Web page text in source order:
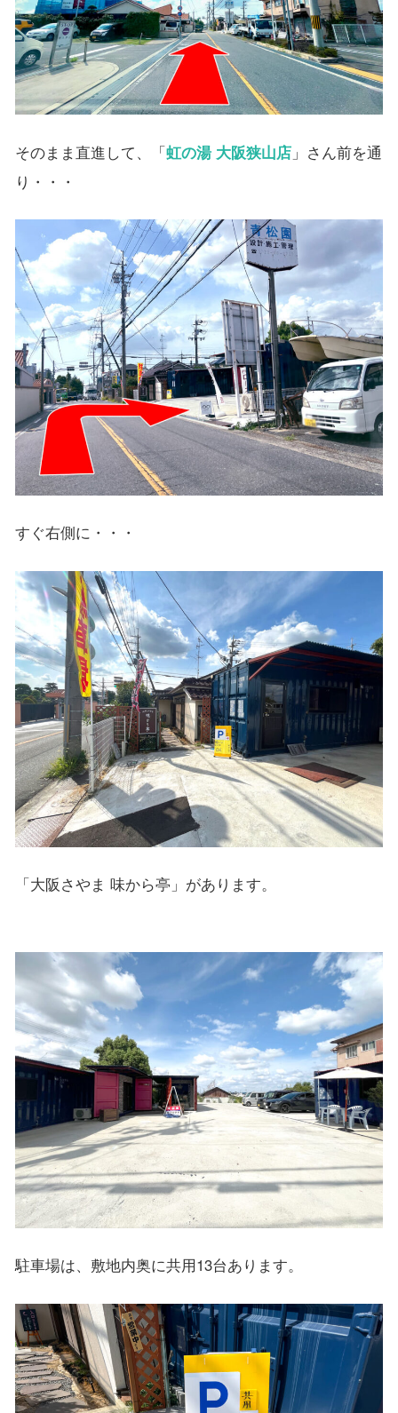
そのまま直進して、「虹の湯 大阪狭山店」さん前を通
り・・・
すぐ右側に・・・
「大阪さやま 味から亭」があります。
駐車場は、敷地内奥に共用13台あります。